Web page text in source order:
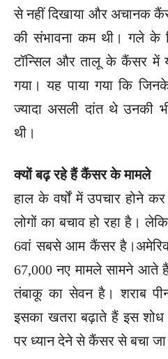
से नहीं दिखाया और अचानक
की संभावना कम थी। गले
टॉन्सिल और तालू के कैंसर में
गया। यह पाया गया कि
ज्यादा असली दांत थे उनकी
थी।
क्यों बढ़ रहे हैं कैंसर के मामले
हाल के वर्षों में उपचार होने
लोगों का बचाव हो रहा है।
6वां सबसे आम कैंसर
67,000 नए मामले सामने आते
तंबाकू का सेवन है। शराब
इसका खतरा बढ़ाते हैं इस
पर ध्यान देने से कैंसर से बचा